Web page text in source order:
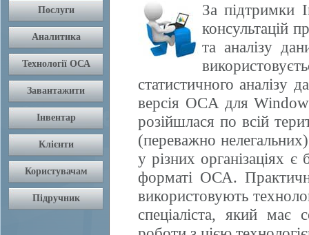
За підтримки
консультацій
та аналізу
статистичного
версія OCA для
розійшлася по всій
(переважно
у різних організаціях є
форматі ОСА.
використовують
спеціаліста, який має